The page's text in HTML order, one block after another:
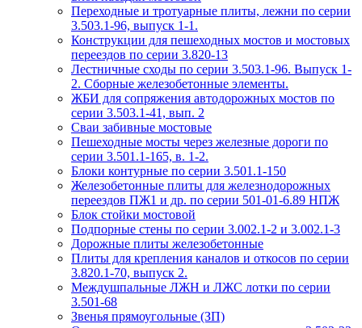
Переходные и тротуарные плиты, лежни по серии
3.503.1-96, выпуск 1-1.
Конструкции для пешеходных мостов и мостовых
переездов по серии 3.820-13
Лестничные сходы по серии 3.503.1-96. Выпуск 1-
2. Сборные железобетонные элементы.
ЖБИ для сопряжения автодорожных мостов по
серии 3.503.1-41, вып. 2
Сваи забивные мостовые
Пешеходные мосты через железные дороги по
серии 3.501.1-165, в. 1-2.
Блоки контурные по серии 3.501.1-150
Железобетонные плиты для железнодорожных
переездов ПЖ1 и др. по серии 501-01-6.89 НПЖ
Блок стойки мостовой
Подпорные стены по серии 3.002.1-2 и 3.002.1-3
Дорожные плиты железобетонные
Плиты для крепления каналов и откосов по серии
3.820.1-70, выпуск 2.
Междушпальные ЛЖН и ЛЖС лотки по серии
3.501-68
Звенья прямоугольные (ЗП)